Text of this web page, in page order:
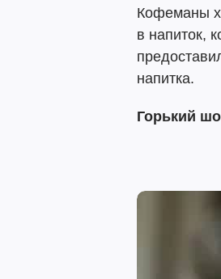
Кофеманы
в напиток,
напитка.
Горький